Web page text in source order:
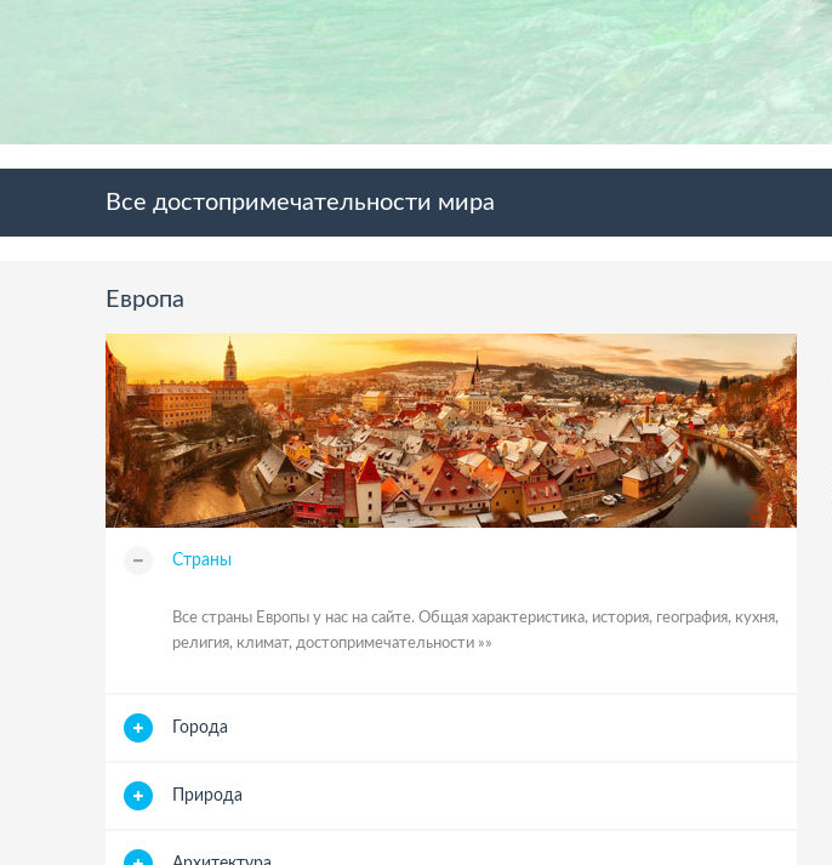
Все достопримечательности мира
Европа
Страны
Все страны Европы у нас на сайте. Общая характеристика, история, география, кухня,
религия, климат, достопримечательности »»
Города
Природа